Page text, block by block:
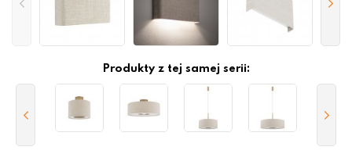
Produkty z tej samej serii: